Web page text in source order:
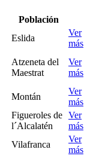
Población
Eslida
Ver
más
Atzeneta del
Maestrat
Ver
más
Montán
Ver
más
Figueroles de
l´Alcalatén
Ver
más
Vilafranca
Ver
más